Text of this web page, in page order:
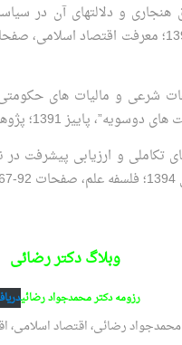
هنجاری و دلالت‏های آن در
شرعی و مالیات های
مالیات، به همراه مهدی موحدی بکنظر
تکاملی و ارزیابی پیشرفت
وبلاگ دکتر رضائی
رزومه دکتر محمدجواد رضائی
رضائی، اقتصاد اسلامی،